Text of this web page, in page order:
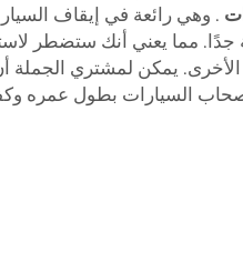
. وهي رائعة في إيقاف
جدًا. مما يعني أنك ستضطر
يمكن لمشتري الجملة
السيارات بطول عمره